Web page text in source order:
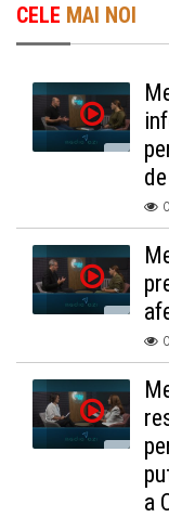
CELE MAI NOI
0
0
a